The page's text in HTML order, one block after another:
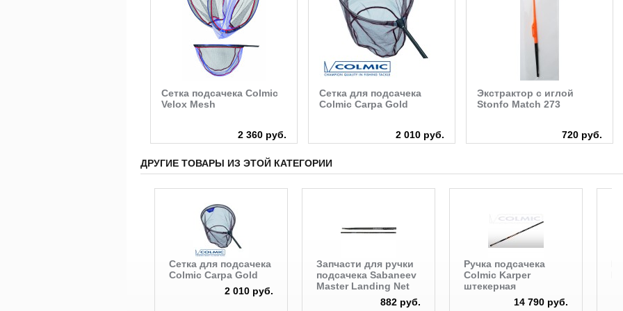
Сетка подсачека Colmic
Velox Mesh
2 360 руб.
Сетка для подсачека
Colmic Carpa Gold
2 010 руб.
Экстрактор с иглой
Stonfo Match 273
720 руб.
ДРУГИЕ ТОВАРЫ ИЗ ЭТОЙ КАТЕГОРИИ
Сетка для подсачека
Colmic Carpa Gold
2 010 руб.
Запчасти для ручки
подсачека Sabaneev
Master Landing Net
882 руб.
Ручка подсачека
Colmic Karper
штекерная
14 790 руб.